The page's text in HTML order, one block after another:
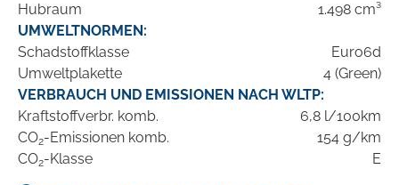
Hubraum
1.498 cm³
UMWELTNORMEN:
Schadstoffklasse
Euro6d
Umweltplakette
4 (Green)
VERBRAUCH UND EMISSIONEN NACH WLTP:
Kraftstoffverbr. komb.
6,8 l/100km
CO2-Emissionen komb.
154 g/km
CO2-Klasse E